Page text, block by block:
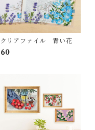
リアファイル 青い花